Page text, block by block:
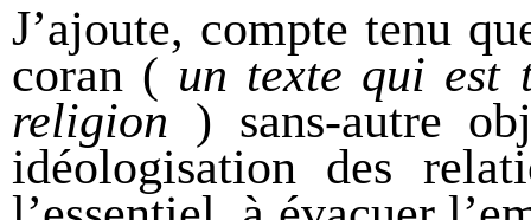
J’ajoute, compte tenu
coran ( un texte qui est
religion ) sans-autre
idéologisation des